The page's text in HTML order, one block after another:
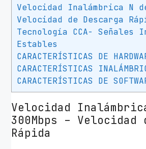
n
k
T
L
Velocidad Inalámbrica N
Velocidad de Descarga
Tecnología CCA- Señales
Estables
CARACTERÍSTICAS DE
CARACTERÍSTICAS
CARACTERÍSTICAS DE
Velocidad
300Mbps – Velocidad
Rápida